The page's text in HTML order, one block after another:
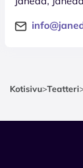
Kotisivu>Teatteri